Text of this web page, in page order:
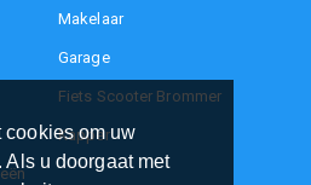
cookies om uw
Als u doorgaat met
Makelaar
Garage
Fiets Scooter Brommer
Kapper